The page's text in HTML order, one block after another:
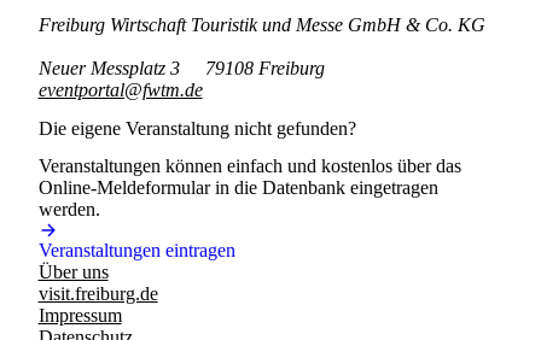
Freiburg Wirtschaft Touristik und Messe GmbH & Co. KG
Neuer Messplatz 3
79108 Freiburg
eventportal@fwtm.de
Die eigene Veranstaltung nicht gefunden?
Veranstaltungen können einfach und kostenlos über das
Online-Meldeformular in die Datenbank eingetragen
werden.
Veranstaltungen eintragen
Über uns
visit.freiburg.de
Impressum